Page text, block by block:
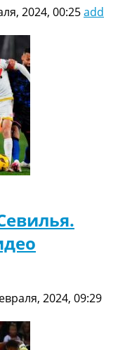
2024, 00:25add
2024, 09:29